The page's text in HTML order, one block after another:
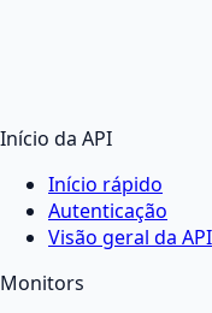
Início da API
Início rápido
Autenticação
Visão geral da API
Monitors